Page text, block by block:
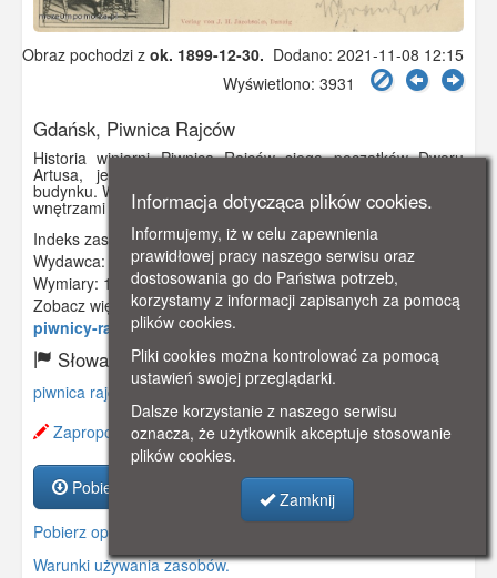
Obraz pochodzi z ok. 1899-12-30. Dodano: 2021-11-08 12:15
Wyświetlono: 3931
Gdańsk, Piwnica Rajców
Historia winiarni Piwnica Rajców sięga początków Dworu
Artusa, jeszcze przed powstaniem obecnej formy tego
budynku. W 1651 r. piwnica połączyła Ratusz Prawomiejski z
wnętrzami Dworu Artusa.
Indeks zasobu:GSP02751
Wydawca:
Verlag von J. H. Jacobsohn, Danzig
Wymiary: 140 x 92 mm
Zobacz więcej:https://www.gdanskstrefa.com/w-
piwnicy-rady-rajcow-obrazki-gdanskie/
Słowa kluczowe:
piwnica rajców dwór artusa, restauracja
Zaproponuj zmianę opisu.
Pobierz zasób
Pobierz opis
Warunki używania zasobów.
Informacja dotycząca plików cookies.
Informujemy, iż w celu zapewnienia
prawidłowej pracy naszego serwisu oraz
dostosowania go do Państwa potrzeb,
korzystamy z informacji zapisanych za pomocą
plików cookies.
Pliki cookies można kontrolować za pomocą
ustawień swojej przeglądarki.
Dalsze korzystanie z naszego serwisu
oznacza, że użytkownik akceptuje stosowanie
plików cookies.
Zamknij